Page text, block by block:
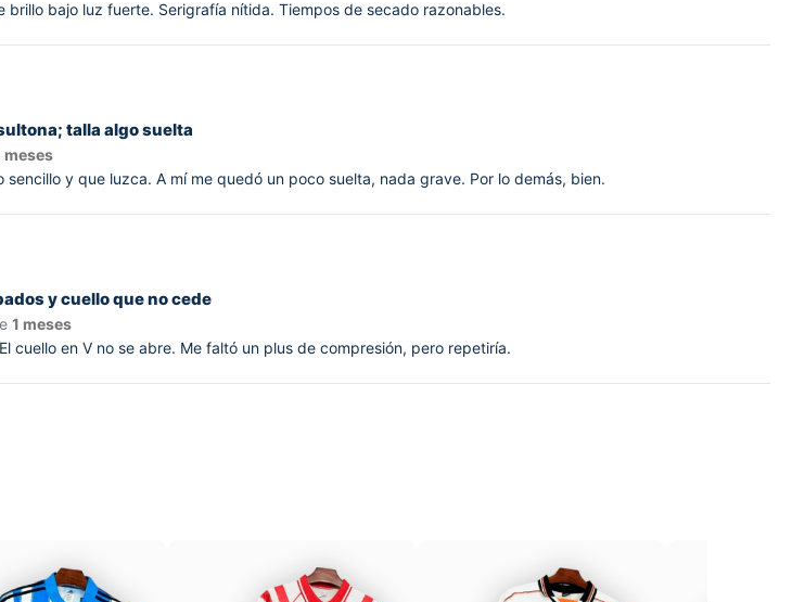
brillo bajo luz fuerte. Serigrafía nítida. Tiempos de secado razonables.
talla algo suelta
meses
sencillo y que luzca. A mí me quedó un poco suelta, nada grave. Por lo demás, bien.
y cuello que no cede
1 meses
cuello en V no se abre. Me faltó un plus de compresión, pero repetiría.